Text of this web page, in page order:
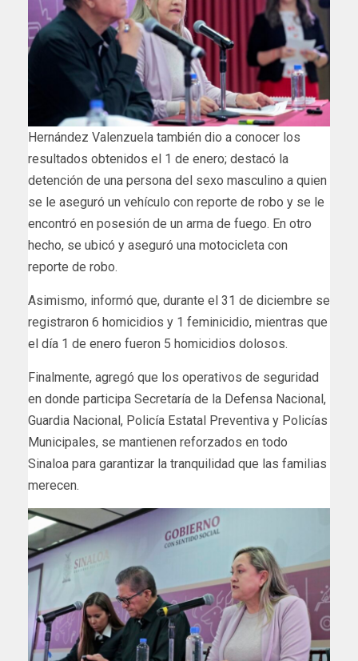
Hernández Valenzuela también dio a conocer los
resultados obtenidos el 1 de enero; destacó la
detención de una persona del sexo masculino a quien
se le aseguró un vehículo con reporte de robo y se le
encontró en posesión de un arma de fuego. En otro
hecho, se ubicó y aseguró una motocicleta con
reporte de robo.
Asimismo, informó que, durante el 31 de diciembre se
registraron 6 homicidios y 1 feminicidio, mientras que
el día 1 de enero fueron 5 homicidios dolosos.
Finalmente, agregó que los operativos de seguridad
en donde participa Secretaría de la Defensa Nacional,
Guardia Nacional, Policía Estatal Preventiva y Policías
Municipales, se mantienen reforzados en todo
Sinaloa para garantizar la tranquilidad que las familias
merecen.